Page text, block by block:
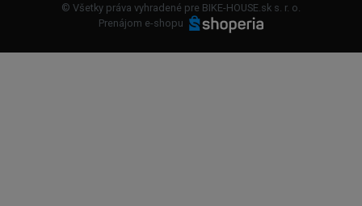
© Všetky práva vyhradené pre BIKE-HOUSE.sk s. r. o.
Prenájom e-shopu